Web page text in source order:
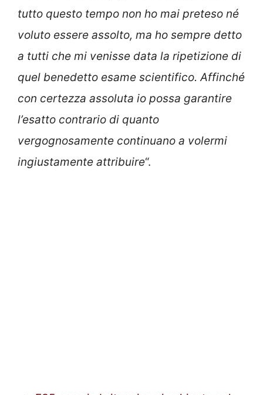
tutto questo tempo non ho mai preteso né
voluto essere assolto, ma ho sempre detto
a tutti che mi venisse data la ripetizione di
quel benedetto esame scientifico. Affinché
con certezza assoluta io possa garantire
l’esatto contrario di quanto
vergognosamente continuano a volermi
ingiustamente attribuire“.